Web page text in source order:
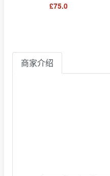
£75.0
商家介绍